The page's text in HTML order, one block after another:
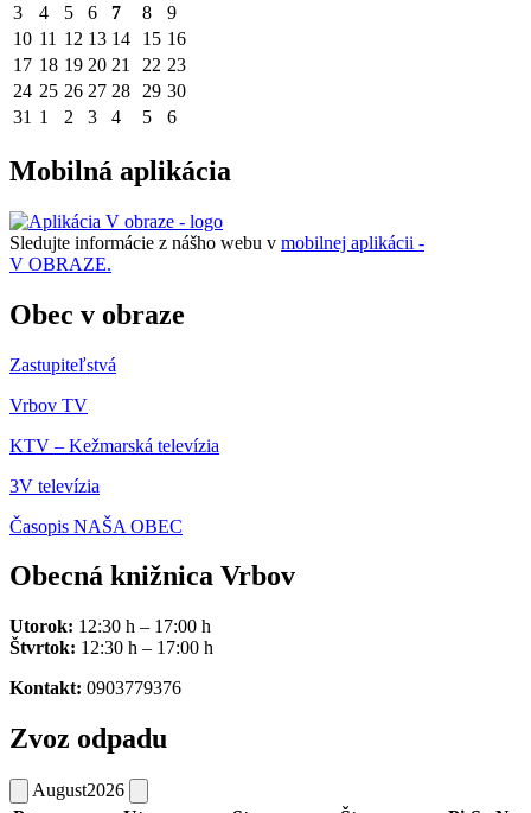
3
4 5 6 7 8
9
10 11 12 13 14 15 16
17 18 19 20 21 22 23
24 25 26 27 28 29 30
31 1 2 3 4 5 6
Mobilná aplikácia
Sledujte informácie z nášho webu v mobilnej aplikácii -
V OBRAZE.
Obec v obraze
Zastupiteľstvá
Vrbov TV
KTV – Kežmarská televízia
3V televízia
Časopis NAŠA OBEC
Obecná knižnica Vrbov
Utorok: 12:30 h – 17:00 h
Štvrtok: 12:30 h – 17:00 h
Kontakt: 0903779376
Zvoz odpadu
August2026